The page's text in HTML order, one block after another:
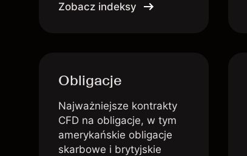
Zobacz indeksy
Obligacje
Najważniejsze kontrakty
CFD na obligacje, w tym
amerykańskie obligacje
skarbowe i brytyjskie